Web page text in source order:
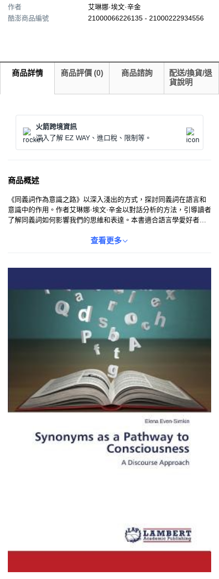
作者
艾琳娜·埃文·辛金
酷澎商品編號
21000066226135 - 21000222934556
商品詳情 商品評價 (0) 商品諮詢
配送/換貨/退
貨說明
火箭跨境資訊
深入了解 EZ WAY、進口稅、限制等。
商品概述
《同義詞作為意識之路》以深入淺出的方式，探討同義詞在語言和
意識中的作用。作者艾琳娜·埃文·辛金以對話分析的方法，引導讀者
了解同義詞如何影響我們的思維和表達。本書適合語言學愛好者、
提升語言的敏感度，更精確地運用詞彙，豐富溝通的層次。本書為
查看更多